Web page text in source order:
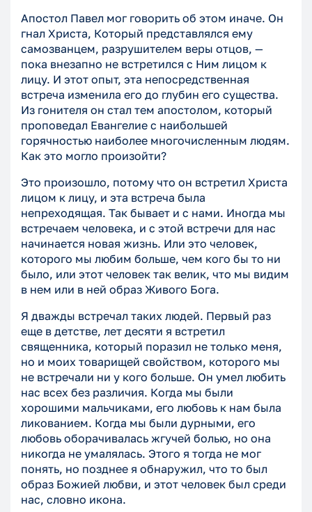
Апостол Павел мог говорить об этом иначе. Он
гнал Христа, Который представлялся ему
самозванцем, разрушителем веры отцов, —
пока внезапно не встретился с Ним лицом к
лицу. И этот опыт, эта непосредственная
встреча изменила его до глубин его существа.
Из гонителя он стал тем апостолом, который
проповедал Евангелие с наибольшей
горячностью наиболее многочисленным людям.
Как это могло произойти?
Это произошло, потому что он встретил Христа
лицом к лицу, и эта встреча была
непреходящая. Так бывает и с нами. Иногда мы
встречаем человека, и с этой встречи для нас
начинается новая жизнь. Или это человек,
которого мы любим больше, чем кого бы то ни
было, или этот человек так велик, что мы видим
в нем или в ней образ Живого Бога.
Я дважды встречал таких людей. Первый раз
еще в детстве, лет десяти я встретил
священника, который поразил не только меня,
но и моих товарищей свойством, которого мы
не встречали ни у кого больше. Он умел любить
нас всех без различия. Когда мы были
хорошими мальчиками, его любовь к нам была
ликованием. Когда мы были дурными, его
любовь оборачивалась жгучей болью, но она
никогда не умалялась. Этого я тогда не мог
понять, но позднее я обнаружил, что то был
образ Божией любви, и этот человек был среди
нас, словно икона.